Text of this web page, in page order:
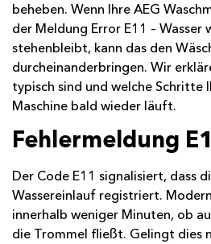
beheben. Wenn Ihre AEG
der Meldung Error E11 – Wasser
stehenbleibt, kann das den
durcheinanderbringen. Wir
typisch sind und welche Schritte
Maschine bald wieder läuft.
Fehlermeldung
Der Code E11 signalisiert, dass
Wassereinlauf registriert.
innerhalb weniger Minuten, ob
die Trommel fließt. Gelingt dies